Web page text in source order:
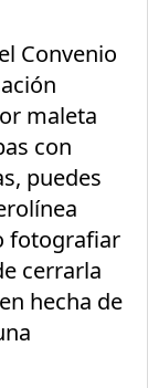
Convenio
maleta
con
puedes
fotografiar
cerrarla
hecha de